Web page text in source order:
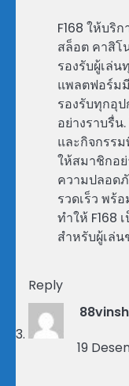
F168 ให้บริ
สล็อต คาสิโ
รองรับผู้เล่
แพลตฟอร์ม
รองรับทุกอุ
อย่างราบรื่
และกิจกรร
ให้สมาชิกอ
ความปลอด
รวดเร็ว พร้
ทำให้ F168
สำหรับผู้เล่น
Reply
19